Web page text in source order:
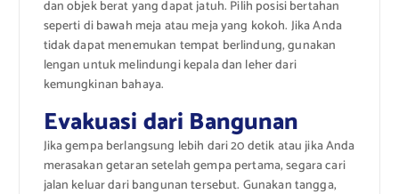
dan objek berat yang dapat jatuh. Pilih posisi bertahan
seperti di bawah meja atau meja yang kokoh. Jika Anda
tidak dapat menemukan tempat berlindung, gunakan
lengan untuk melindungi kepala dan leher dari
kemungkinan bahaya.
Evakuasi dari Bangunan
Jika gempa berlangsung lebih dari 20 detik atau jika Anda
merasakan getaran setelah gempa pertama, segara cari
jalan keluar dari bangunan tersebut. Gunakan tangga,